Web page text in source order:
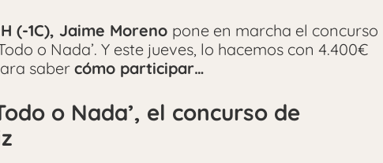
(-1C), Jaime Moreno pone en marcha el concurso
o Nada’. Y este jueves, lo hacemos con 4.400€
saber cómo participar…
o Nada’, el concurso de